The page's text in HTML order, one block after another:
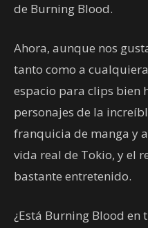
de Burning Blood.
Ahora, aunque nos
tanto como a
espacio para clips bien
personajes de la
franquicia de manga y
vida real de Tokio, y el
bastante entretenido.
¿Está Burning Blood en